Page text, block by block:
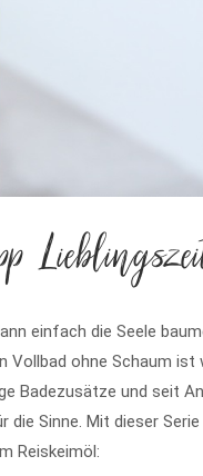
einfach die Seele
ohne Schaum ist
Badezusätze und seit
die Sinne. Mit dieser
Reiskeimöl: